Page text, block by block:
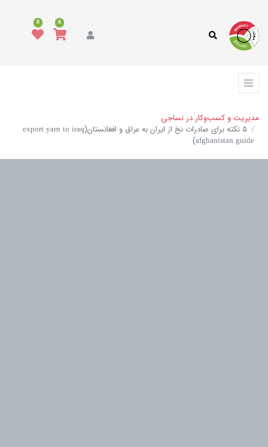
0
0
مدیریت و کسب‌وکار در نساجی
۵ نکته برای صادرات نخ از ایران به عراق و افغانستان(export yarn to iraq
afghanistan guide)